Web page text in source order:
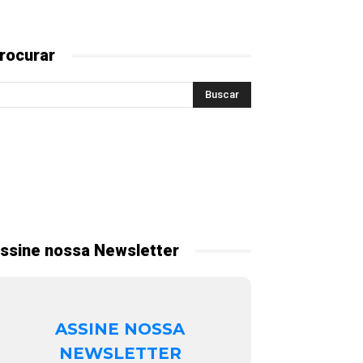
nossa Newsletter
ASSINE NOSSA
NEWSLETTER